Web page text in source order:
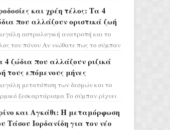
πάντα. Ο πρώην...και χρέη τέλος: Τα 4
που αλλάζουν οριστικά ζωή
αστρολογική ανατροπή και το
του πόνου Αν νιώθατε πως το σύμπαν
μια βαθιά α...
4 ζώδια που αλλάζουν ριζικά
τους επόμενους μήνες
μετατόπιση των δεσμών και το
ξεσκαρτάρισμα Το σύμπαν ρίχνει
οι σελην...
και Αγκάθι: Η μεταμόρφωση
Τάσου Ιορδανίδη για τον νέο